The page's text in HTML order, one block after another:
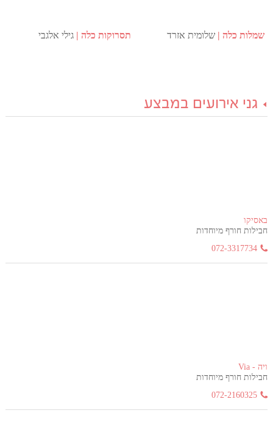
שמלות כלה שלומית אזרד תסרוקות כלה גילי אלגבי
גני אירועים במבצע
באסיקו
חבילות חורף מיוחדות
072-3317734
ויה - Via
חבילות חורף מיוחדות
072-2160325